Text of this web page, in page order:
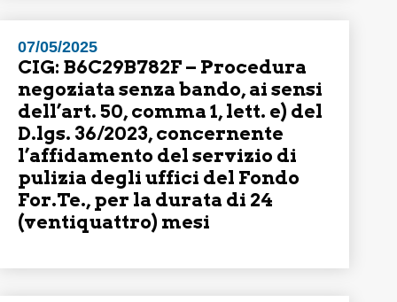
07/05/2025
CIG: B6C29B782F – Procedura
negoziata senza bando, ai sensi
dell’art. 50, comma 1, lett. e) del
D.lgs. 36/2023, concernente
l’affidamento del servizio di
pulizia degli uffici del Fondo
For.Te., per la durata di 24
(ventiquattro) mesi